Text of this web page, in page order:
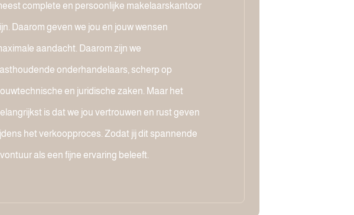
complete en persoonlijke makelaarskantoor
Daarom geven we jou en jouw wensen
aandacht. Daarom zijn we
onderhandelaars, scherp op
en juridische zaken. Maar het
is dat we jou vertrouwen en rust geven
het verkoopproces. Zodat jij dit spannende
als een fijne ervaring beleeft.